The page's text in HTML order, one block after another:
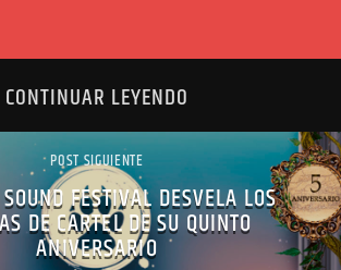
CONTINUAR LEYENDO
POST SIGUIENTE
FESTIVAL DESVELA LOS
DE CARTEL DE SU QUINTO
ANIVERSARIO